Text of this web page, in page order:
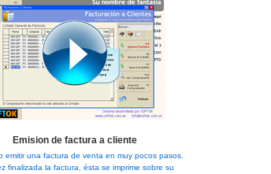
Emision de factura a cliente
emitir una factura de venta en muy pocos pasos.
finalizada la factura, ésta se imprime sobre su